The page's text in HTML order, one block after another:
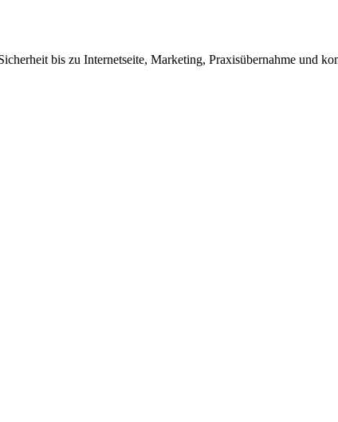
bis zu Internetseite, Marketing, Praxisübernahme und